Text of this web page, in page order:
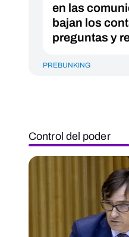
en las
bajan los
preguntas y
PREBUNKING
Control del poder